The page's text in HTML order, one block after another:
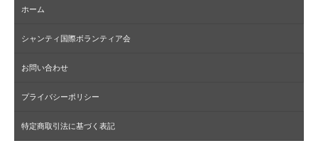
ホーム
シャンティ国際ボランティア会
お問い合わせ
プライバシーポリシー
特定商取引法に基づく表記